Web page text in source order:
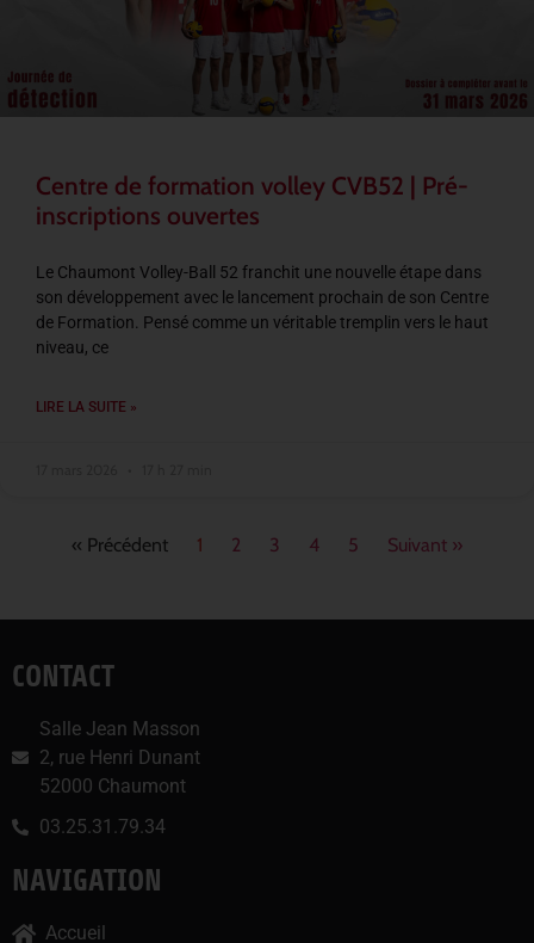
Centre de formation volley CVB52 | Pré-
inscriptions ouvertes
Le Chaumont Volley-Ball 52 franchit une nouvelle étape dans
son développement avec le lancement prochain de son Centre
de Formation. Pensé comme un véritable tremplin vers le haut
niveau, ce
LIRE LA SUITE »
« Précédent 1 2 3 4 5 Suivant »
CONTACT
Salle Jean Masson
2, rue Henri Dunant
52000 Chaumont
03.25.31.79.34
NAVIGATION
Accueil